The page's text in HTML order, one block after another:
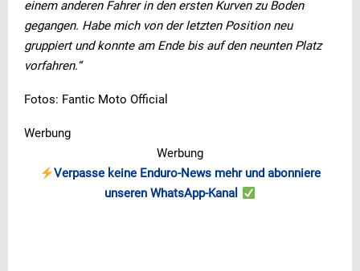
einem anderen Fahrer in den ersten Kurven zu Boden
gegangen. Habe mich von der letzten Position neu
gruppiert und konnte am Ende bis auf den neunten Platz
vorfahren.“
Fotos: Fantic Moto Official
Werbung
Werbung
Verpasse keine Enduro-News mehr und abonniere
unseren WhatsApp-Kanal